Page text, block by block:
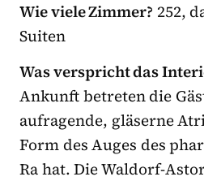
Wie viele Zimmer? 252,
Suiten
Was verspricht das
Ankunft betreten die
aufragende, gläserne
Form des Auges des
Ra hat. Die Waldorf-